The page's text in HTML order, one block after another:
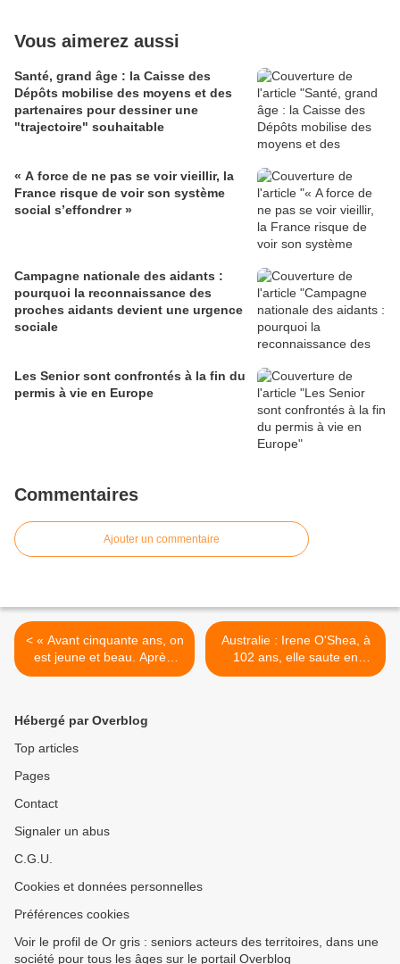
Vous aimerez aussi
Santé, grand âge : la Caisse des
Dépôts mobilise des moyens et des
partenaires pour dessiner une
"trajectoire" souhaitable
« A force de ne pas se voir vieillir, la
France risque de voir son système
social s’effondrer »
Campagne nationale des aidants :
pourquoi la reconnaissance des
proches aidants devient une urgence
sociale
Les Senior sont confrontés à la fin du
permis à vie en Europe
Commentaires
Ajouter un commentaire
< « Avant cinquante ans, on
est jeune et beau. Après,
on est beau »,
Australie : Irene O'Shea, à
102 ans, elle saute en
parachute pour la recherch
Hébergé par Overblog
Top articles
Pages
Contact
Signaler un abus
C.G.U.
Cookies et données personnelles
Préférences cookies
Voir le profil de Or gris : seniors acteurs des territoires, dans une
société pour tous les âges sur le portail Overblog